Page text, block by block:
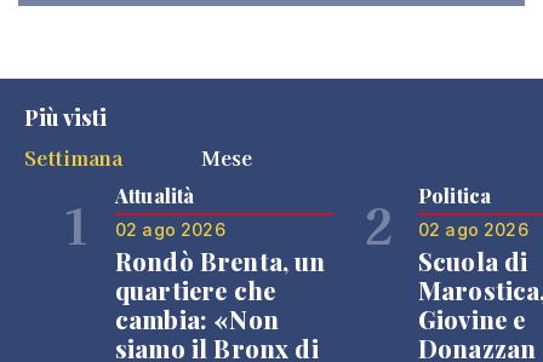
Più visti
Settimana
Mese
1 Attualità
02 ago 2026
Rondò Brenta, un
quartiere che
cambia: «Non
siamo il Bronx di
2 Politica
02 ago 2026
Scuola di
Giovine e
Donazzan